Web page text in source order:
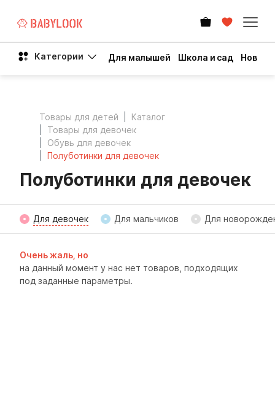
Категории Для малышей Школа и сад Новый
Товары для детей
Каталог
Товары для девочек
Обувь для девочек
Полуботинки для девочек
Полуботинки для девочек
Для девочек Для мальчиков Для
Очень жаль, но
на данный момент у нас нет товаров, подходящих
под заданные параметры.